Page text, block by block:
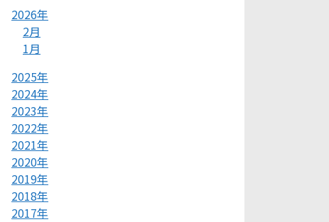
2026年
2月
1月
2025年
2024年
2023年
2022年
2021年
2020年
2019年
2018年
2017年